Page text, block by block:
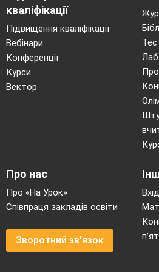
13.По усіх усюдах нині
Чути пісеньку
Всі малята в Україні
Круг ялиноньки в
14.Грай, ялиночка,
Сяйте, кульки, в
У добрі і дружбі з
Буде щастя у серцях.
15. Стріньмо радісну
І співучу, й гомінку
В колі доброї
І веселому танку.
16.Раз, два, три.
кваліфікації
Підвищення кваліфікації
Вебінари
Конференції
Курси
Вектор
Про нас
Про «На Урок»
Співпраця закладів освіти
Зворотний зв'язок